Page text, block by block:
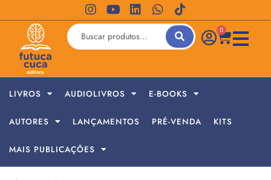
0
LIVROS AUDIOLIVROS E-BOOKS
AUTORES LANÇAMENTOS PRÉ-VENDA KITS
MAIS PUBLICAÇÕES